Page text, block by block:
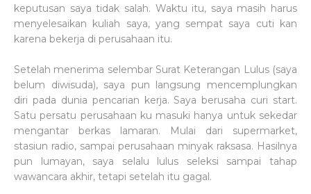
keputusan saya tidak salah. Waktu itu, saya masih harus
menyelesaikan kuliah saya, yang sempat saya cuti kan
karena bekerja di perusahaan itu.
Setelah menerima selembar Surat Keterangan Lulus (saya
belum diwisuda), saya pun langsung mencemplungkan
diri pada dunia pencarian kerja. Saya berusaha curi start.
Satu persatu perusahaan ku masuki hanya untuk sekedar
mengantar berkas lamaran. Mulai dari supermarket,
stasiun radio, sampai perusahaan minyak raksasa. Hasilnya
pun lumayan, saya selalu lulus seleksi sampai tahap
wawancara akhir, tetapi setelah itu gagal.